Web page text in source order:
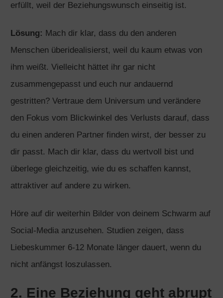
erfüllt, weil der Beziehungswunsch einseitig ist.
Lösung: Mach dir klar, dass du den anderen
Menschen überidealisierst, weil du kaum etwas von
ihm weißt. Vielleicht hättet ihr gar nicht
zusammengepasst und euch nur andauernd
gestritten? Vertraue dem Universum und verändere
den Fokus vom Blickwinkel des Verlusts darauf, dass
du einen anderen Partner finden wirst, der besser zu
dir passt. Mach dir klar, dass du wertvoll bist und
überlege gleichzeitig, wie du es schaffen kannst,
attraktiver auf andere zu wirken.
Höre auf dir weiterhin Bilder von deinem Schwarm auf
Social-Media anzusehen. Studien zeigen, dass
Liebeskummer 6-12 Monate länger dauert, wenn du
nicht anfängst loszulassen.
2. Eine Beziehung geht abrupt